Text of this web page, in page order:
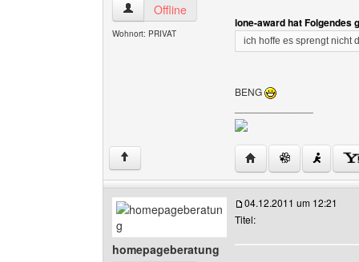
boycooljk Benutzer-Profile anzeigen
Offline
Wohnort: PRIVAT
lone-award hat Folgendes
ich hoffe es sprengt nicht
BENG
↑ Website dieses
homepageberatung
04.12.2011 um 12:21
Titel: